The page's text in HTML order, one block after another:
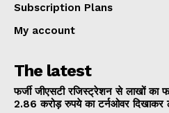
Subscription Plans
My account
The latest
फर्जी जीएसटी रजिस्ट्रेशन से लाखों का
2.86 करोड़ रुपये का टर्नओवर